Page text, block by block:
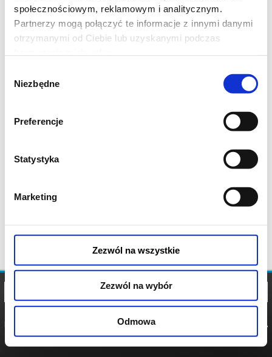
społecznościowym, reklamowym i analitycznym.
Partnerzy mogą połączyć te informacje z innymi danymi
otrzymanymi od Ciebie lub uzyskanymi podczas
zgody
Niezbędne
Preferencje
Statystyka
Marketing
Zezwól na wszystkie
Zezwól na wybór
Odmowa
POLITYKA
POLITYKA